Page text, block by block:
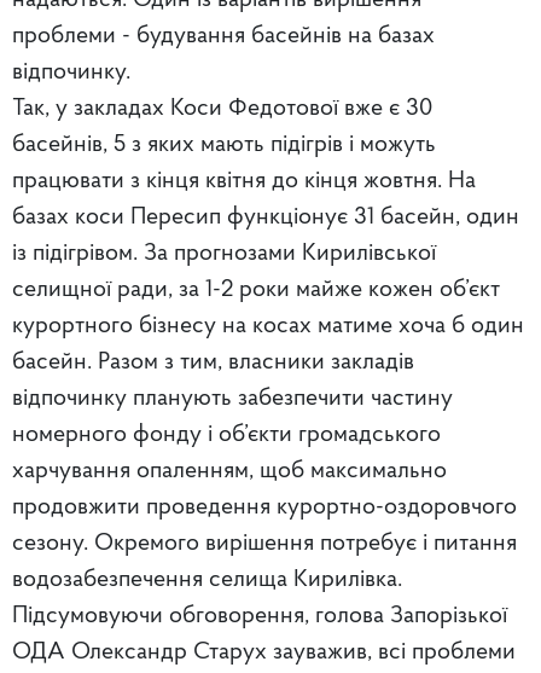
проблеми - будування басейнів на базах
відпочинку.
Так, у закладах Коси Федотової вже є 30
басейнів, 5 з яких мають підігрів і можуть
працювати з кінця квітня до кінця жовтня. На
базах коси Пересип функціонує 31 басейн, один
із підігрівом. За прогнозами Кирилівської
селищної ради, за 1-2 роки майже кожен об’єкт
курортного бізнесу на косах матиме хоча б один
басейн. Разом з тим, власники закладів
відпочинку планують забезпечити частину
номерного фонду і об’єкти громадського
харчування опаленням, щоб максимально
продовжити проведення курортно-оздоровчого
сезону. Окремого вирішення потребує і питання
водозабезпечення селища Кирилівка.
Підсумовуючи обговорення, голова Запорізької
ОДА Олександр Старух зауважив, всі проблеми